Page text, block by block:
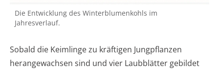
Die Entwicklung des Winterblumenkohls im
Jahresverlauf.
Sobald die Keimlinge zu kräftigen Jungpflanzen
herangewachsen sind und vier Laubblätter gebildet